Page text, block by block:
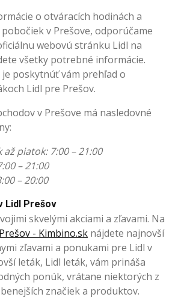
o otváracích hodinách a
v Prešove, odporúčame
webovú stránku Lidl na
všetky potrebné informácie.
poskytnúť vám prehľad o
Lidl pre Prešov.
v Prešove má nasledovné
až piatok: 7:00 – 21:00
– 21:00
– 20:00
Lidl Prešov
skvelými akciami a zľavami. Na
Prešov - Kimbino.sk nájdete najnovší
zľavami a ponukami pre Lidl v
leták, Lidl leták, vám prináša
ponúk, vrátane niektorých z
značiek a produktov.